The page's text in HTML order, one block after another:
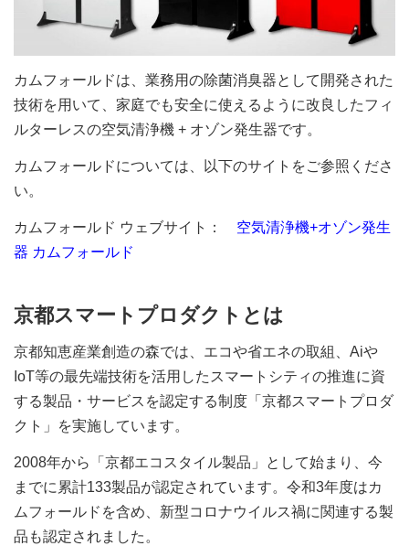
カムフォールドは、業務用の除菌消臭器として開発された
技術を用いて、家庭でも安全に使えるように改良したフィ
ルターレスの空気清浄機 + オゾン発生器です。
カムフォールドについては、以下のサイトをご参照くださ
い。
カムフォールド ウェブサイト： 空気清浄機+オゾン発生
器 カムフォールド
京都スマートプロダクトとは
京都知恵産業創造の森では、エコや省エネの取組、Aiや
IoT等の最先端技術を活用したスマートシティの推進に資
する製品・サービスを認定する制度「京都スマートプロダ
クト」を実施しています。
2008年から「京都エコスタイル製品」として始まり、今
までに累計133製品が認定されています。令和3年度はカ
ムフォールドを含め、新型コロナウイルス禍に関連する製
品も認定されました。